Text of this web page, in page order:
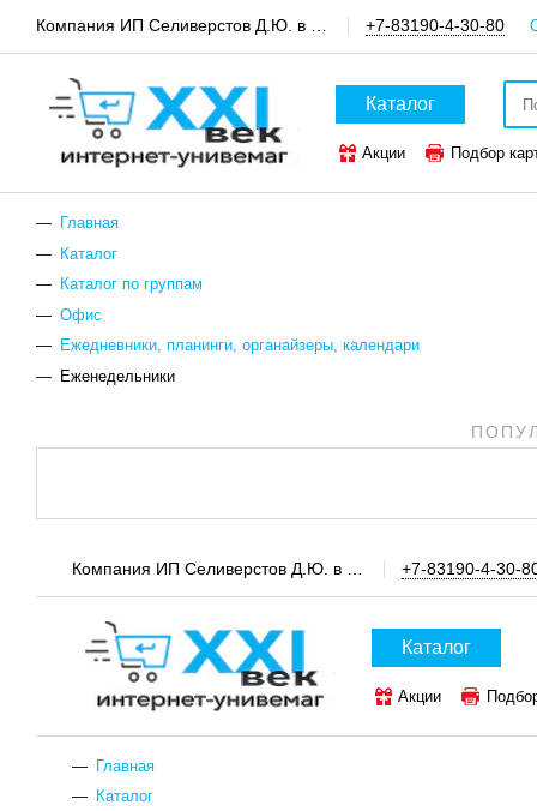
+7-83190-4-30-80
Каталог
Акции
Подбор
Главная
Каталог
Каталог по группам
Офис
Ежедневники, планинги, органайзеры, календари
Еженедельники
+7-83190-4-30-
Каталог
Акции
Главная
Каталог